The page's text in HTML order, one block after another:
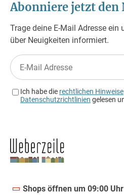
Shops öffnen um 09:00 Uhr